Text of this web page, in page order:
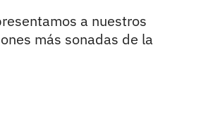
a nuestros
más sonadas de la